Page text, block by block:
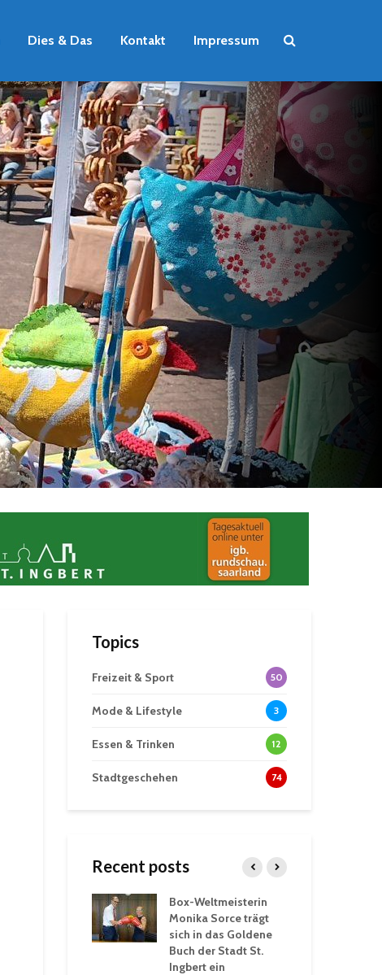
Dies & Das Kontakt Impressum
Topics
Freizeit & Sport 50
Mode & Lifestyle 3
Essen & Trinken 12
Stadtgeschehen 74
Recent posts
Box-Weltmeisterin
Monika Sorce trägt
sich in das Goldene
Buch der Stadt St.
Ingbert ein